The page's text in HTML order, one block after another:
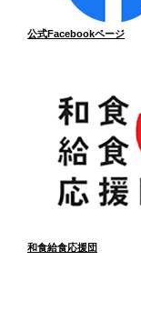
公式Facebookページ
和食給食応援団